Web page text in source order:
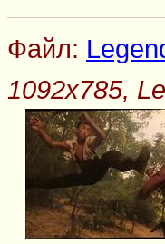
Файл:
1092x785,